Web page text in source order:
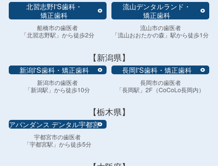
北習志野I'S歯科・
矯正歯科
船橋市の歯医者
「北習志野駅」から徒歩2分
流山デンタルランド・
矯正歯科
流山市の歯医者
「流山おおたかの森」駅から徒歩1分
【新潟県】
新潟I'S歯科・矯正歯科
新潟市の歯医者
「新潟駅」から徒歩10分
長岡I'S歯科・矯正歯科
長岡市の歯医者
「長岡駅」2F（CoCoLo長岡内）
【栃木県】
アバンダンス デンタル宇都宮
宇都宮市の歯医者
「宇都宮駅」から徒歩5分